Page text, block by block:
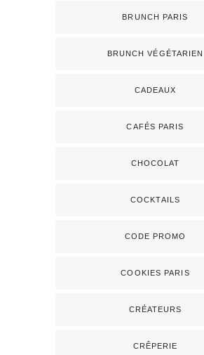
BRUNCH PARIS
BRUNCH VÉGÉTARIEN
CADEAUX
CAFÉS PARIS
CHOCOLAT
COCKTAILS
CODE PROMO
COOKIES PARIS
CRÉATEURS
CRÊPERIE